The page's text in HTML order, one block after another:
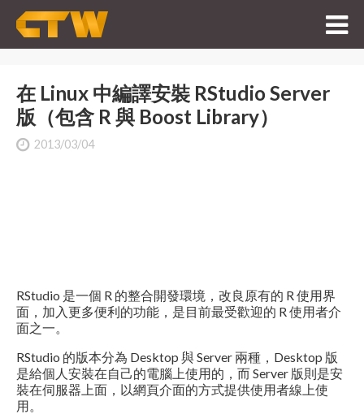
在 Linux 中編譯安裝 RStudio Server
版（包含 R 與 Boost Library）
2013/03/04
RStudio 是一個 R 的整合開發環境，改良原有的 R 使用界
面，加入更多便利的功能，是目前最受歡迎的 R 使用者介
面之一。
RStudio 的版本分為 Desktop 與 Server 兩種，Desktop 版
是給個人安裝在自己的電腦上使用的，而 Server 版則是安
裝在伺服器上面，以網頁介面的方式提供使用者線上使
用。